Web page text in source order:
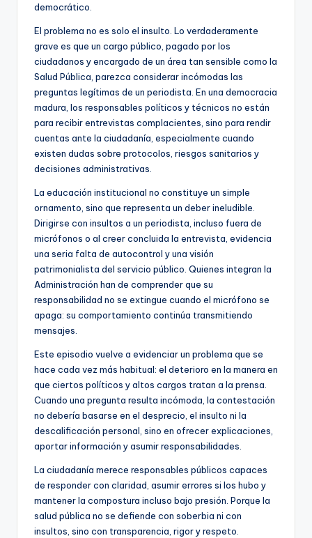
democrático.
El problema no es solo el insulto. Lo verdaderamente
grave es que un cargo público, pagado por los
ciudadanos y encargado de un área tan sensible como la
Salud Pública, parezca considerar incómodas las
preguntas legítimas de un periodista. En una democracia
madura, los responsables políticos y técnicos no están
para recibir entrevistas complacientes, sino para rendir
cuentas ante la ciudadanía, especialmente cuando
existen dudas sobre protocolos, riesgos sanitarios y
decisiones administrativas.
La educación institucional no constituye un simple
ornamento, sino que representa un deber ineludible.
Dirigirse con insultos a un periodista, incluso fuera de
micrófonos o al creer concluida la entrevista, evidencia
una seria falta de autocontrol y una visión
patrimonialista del servicio público. Quienes integran la
Administración han de comprender que su
responsabilidad no se extingue cuando el micrófono se
apaga: su comportamiento continúa transmitiendo
mensajes.
Este episodio vuelve a evidenciar un problema que se
hace cada vez más habitual: el deterioro en la manera en
que ciertos políticos y altos cargos tratan a la prensa.
Cuando una pregunta resulta incómoda, la contestación
no debería basarse en el desprecio, el insulto ni la
descalificación personal, sino en ofrecer explicaciones,
aportar información y asumir responsabilidades.
La ciudadanía merece responsables públicos capaces
de responder con claridad, asumir errores si los hubo y
mantener la compostura incluso bajo presión. Porque la
salud pública no se defiende con soberbia ni con
insultos, sino con transparencia, rigor y respeto.